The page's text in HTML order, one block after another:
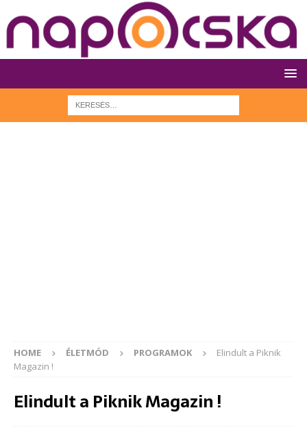
HOME ÉLETMÓD PROGRAMOK
Elindult a Piknik
Magazin !
Elindult a Piknik Magazin !